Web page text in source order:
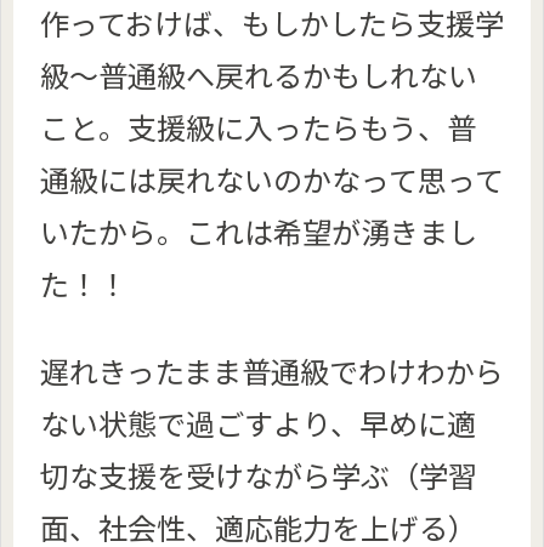
作っておけば、もしかしたら支援学
級～普通級へ戻れるかもしれない
こと。支援級に入ったらもう、普
通級には戻れないのかなって思って
いたから。これは希望が湧きまし
た！！
遅れきったまま普通級でわけわから
ない状態で過ごすより、早めに適
切な支援を受けながら学ぶ（学習
面、社会性、適応能力を上げる）